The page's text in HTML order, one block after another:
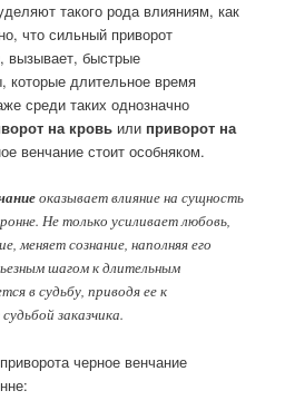
такого рода влияниям, как
что сильный приворот
вызывает, быстрые
которые длительное время
среди таких однозначно
на кровь или приворот на
венчание стоит особняком.
оказывает влияние на сущность
Не только усиливает любовь,
меняет сознание, наполняя его
шагом к длительным
в судьбу, приводя ее к
заказчика.
черное венчание